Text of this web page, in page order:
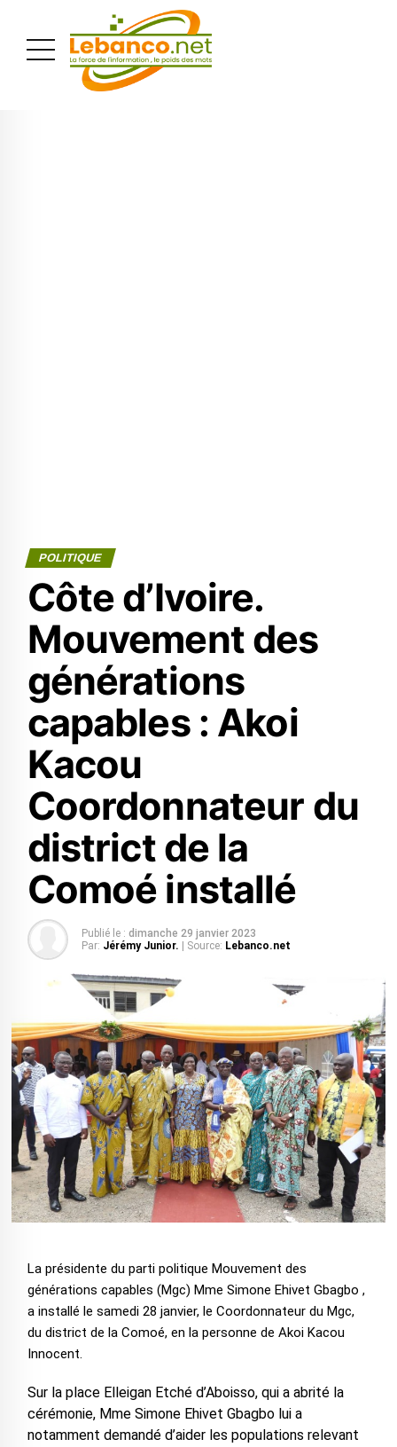
POLITIQUE
Côte d’Ivoire.
Mouvement des
générations
capables : Akoi
Kacou
Coordonnateur du
district de la
Comoé installé
Publié le : dimanche 29 janvier 2023
Par: Jérémy Junior. | Source: Lebanco.net
La présidente du parti politique Mouvement des
générations capables (Mgc) Mme Simone Ehivet Gbagbo ,
a installé le samedi 28 janvier, le Coordonnateur du Mgc,
du district de la Comoé, en la personne de Akoi Kacou
Innocent.
Sur la place Elleigan Etché d’Aboisso, qui a abrité la
cérémonie, Mme Simone Ehivet Gbagbo lui a
notamment demandé d’aider les populations relevant